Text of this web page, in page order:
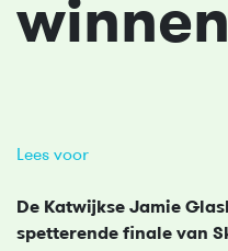
Lees voor
De Katwijkse Jamie
spetterende finale van